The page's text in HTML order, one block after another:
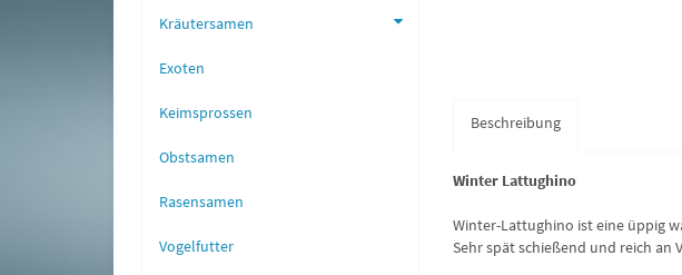
Beschreibung
Winter Lattughino
Winter-Lattughino ist eine üppig
Sehr spät schießend und reich an
Kräutersamen
Exoten
Keimsprossen
Obstsamen
Rasensamen
Vogelfutter